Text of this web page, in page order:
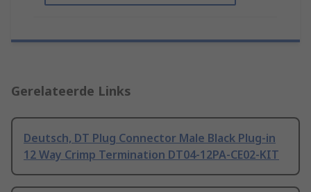
Gerelateerde Links
Deutsch, DT Plug Connector Male Black Plug-in
12 Way Crimp Termination DT04-12PA-CE02-KIT